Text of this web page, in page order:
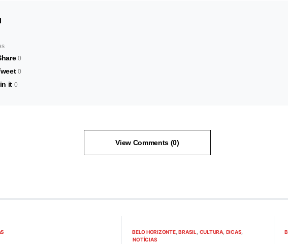
0
0
it 0
View Comments (0)
BELO HORIZONTE BRASIL CULTURA DICAS
NOTÍCIAS